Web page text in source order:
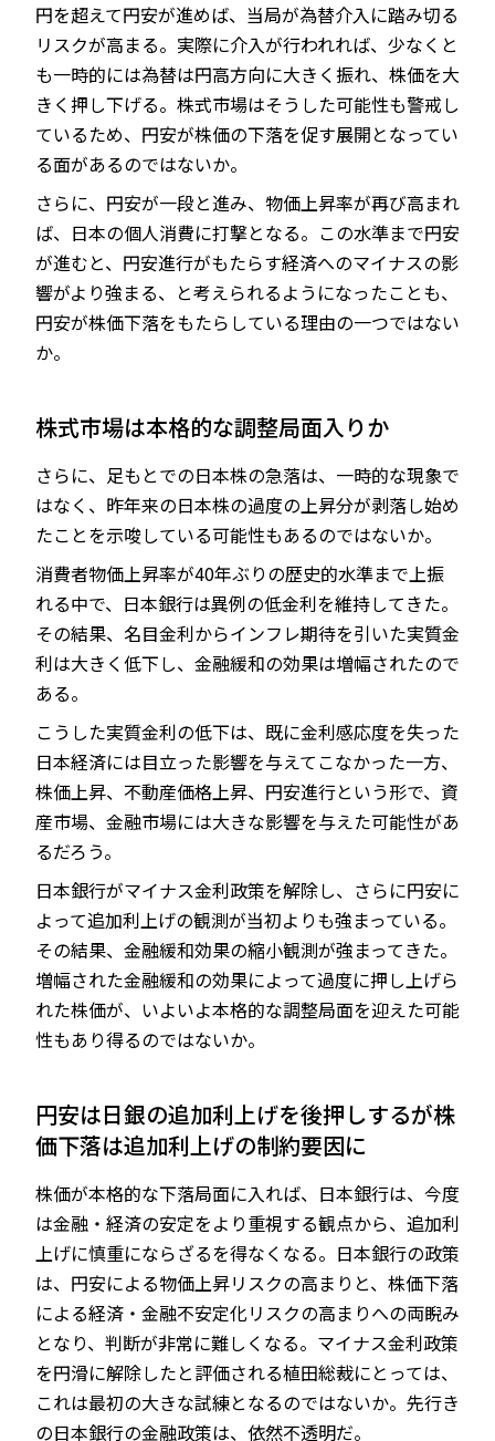
円を超えて円安が進めば、当局が為替介入に踏み切る
リスクが高まる。実際に介入が行われれば、少なくと
も一時的には為替は円高方向に大きく振れ、株価を大
きく押し下げる。株式市場はそうした可能性も警戒し
ているため、円安が株価の下落を促す展開となってい
る面があるのではないか。
さらに、円安が一段と進み、物価上昇率が再び高まれ
ば、日本の個人消費に打撃となる。この水準まで円安
が進むと、円安進行がもたらす経済へのマイナスの影
響がより強まる、と考えられるようになったことも、
円安が株価下落をもたらしている理由の一つではない
か。
株式市場は本格的な調整局面入りか
さらに、足もとでの日本株の急落は、一時的な現象で
はなく、昨年来の日本株の過度の上昇分が剥落し始め
たことを示唆している可能性もあるのではないか。
消費者物価上昇率が40年ぶりの歴史的水準まで上振
れる中で、日本銀行は異例の低金利を維持してきた。
その結果、名目金利からインフレ期待を引いた実質金
利は大きく低下し、金融緩和の効果は増幅されたので
ある。
こうした実質金利の低下は、既に金利感応度を失った
日本経済には目立った影響を与えてこなかった一方、
株価上昇、不動産価格上昇、円安進行という形で、資
産市場、金融市場には大きな影響を与えた可能性があ
るだろう。
日本銀行がマイナス金利政策を解除し、さらに円安に
よって追加利上げの観測が当初よりも強まっている。
その結果、金融緩和効果の縮小観測が強まってきた。
増幅された金融緩和の効果によって過度に押し上げら
れた株価が、いよいよ本格的な調整局面を迎えた可能
性もあり得るのではないか。
円安は日銀の追加利上げを後押しするが株
価下落は追加利上げの制約要因に
株価が本格的な下落局面に入れば、日本銀行は、今度
は金融・経済の安定をより重視する観点から、追加利
上げに慎重にならざるを得なくなる。日本銀行の政策
は、円安による物価上昇リスクの高まりと、株価下落
による経済・金融不安定化リスクの高まりへの両睨み
となり、判断が非常に難しくなる。マイナス金利政策
を円滑に解除したと評価される植田総裁にとっては、
これは最初の大きな試練となるのではないか。先行き
の日本銀行の金融政策は、依然不透明だ。